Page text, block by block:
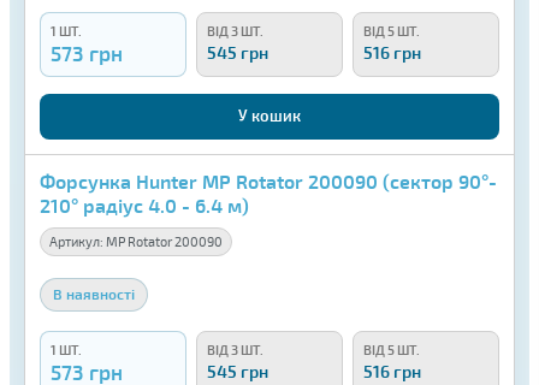
1 ШТ.
573 грн
ВІД 3 ШТ.
545 грн
ВІД 5 ШТ.
516 грн
У кошик
Форсунка Hunter MP Rotator 200090 (сектор 90°-
210° радіус 4.0 - 6.4 м)
Артикул: MP Rotator 200090
В наявності
1 ШТ.
573 грн
ВІД 3 ШТ.
545 грн
ВІД 5 ШТ.
516 грн